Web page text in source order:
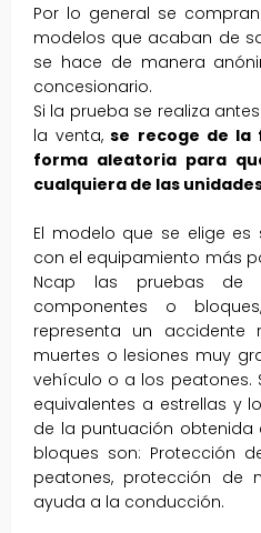
Por lo general se
modelos que acaban de
se hace de manera
concesionario.
Si la prueba se realiza
la venta, se recoge de la
forma aleatoria para
cualquiera de las
El modelo que se elige
con el equipamiento más
Ncap las pruebas de
componentes o
representa un
muertes o lesiones muy
vehículo o a los peatones.
equivalentes a estrellas y
de la puntuación obtenida
bloques son: Protección
peatones, protección de
ayuda a la conducción.